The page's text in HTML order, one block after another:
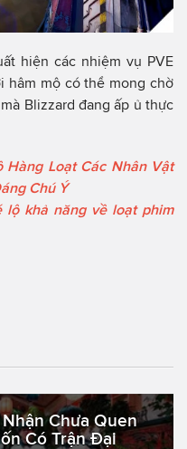
hiện các nhiệm vụ PVE
hâm mộ có thể mong chờ
Blizzard đang ấp ủ thực
Hàng Loạt Các Nhân Vật
Chú Ý
lộ khả năng về loạt phim
Chưa Quen
Có Trận Đại